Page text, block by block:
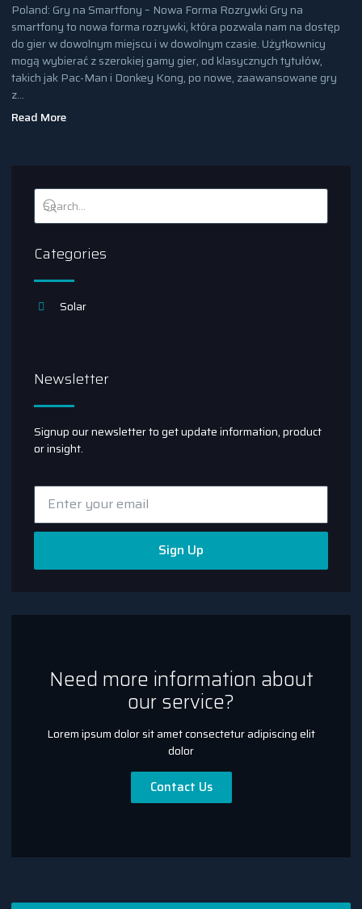
Poland: Gry na Smartfony – Nowa Forma Rozrywki Gry na
smartfony to nowa forma rozrywki, która pozwala nam na dostęp
do gier w dowolnym miejscu i w dowolnym czasie. Użytkownicy
mogą wybierać z szerokiej gamy gier, od klasycznych tytułów,
takich jak Pac-Man i Donkey Kong, po nowe, zaawansowane gry
z…
Read More
Categories
Solar
Newsletter
Signup our newsletter to get update information, product
or insight.
Sign Up
Need more information about
our service?
Lorem ipsum dolor sit amet consectetur adipiscing elit
dolor
Contact Us